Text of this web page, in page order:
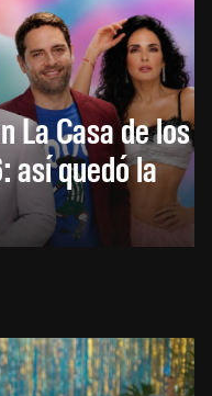
La Casa de los
así quedó la